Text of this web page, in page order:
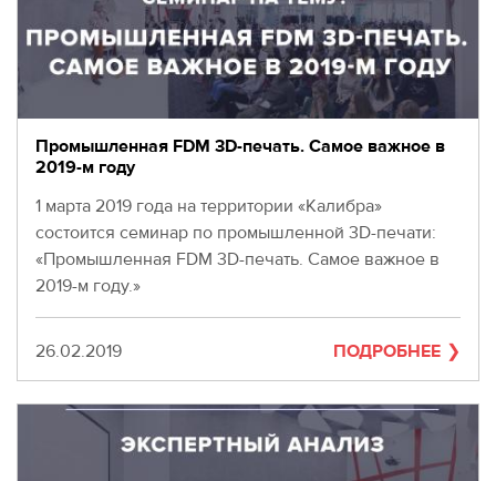
Промышленная FDM 3D-печать. Самое важное в
2019-м году
1 марта 2019 года на территории «Калибра»
состоится семинар по промышленной 3D-печати:
«Промышленная FDM 3D-печать. Самое важное в
2019-м году.»
Дата
26.02.2019 ПОДРОБНЕЕ